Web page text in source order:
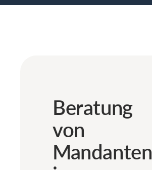
Beratung
von
Mandanten